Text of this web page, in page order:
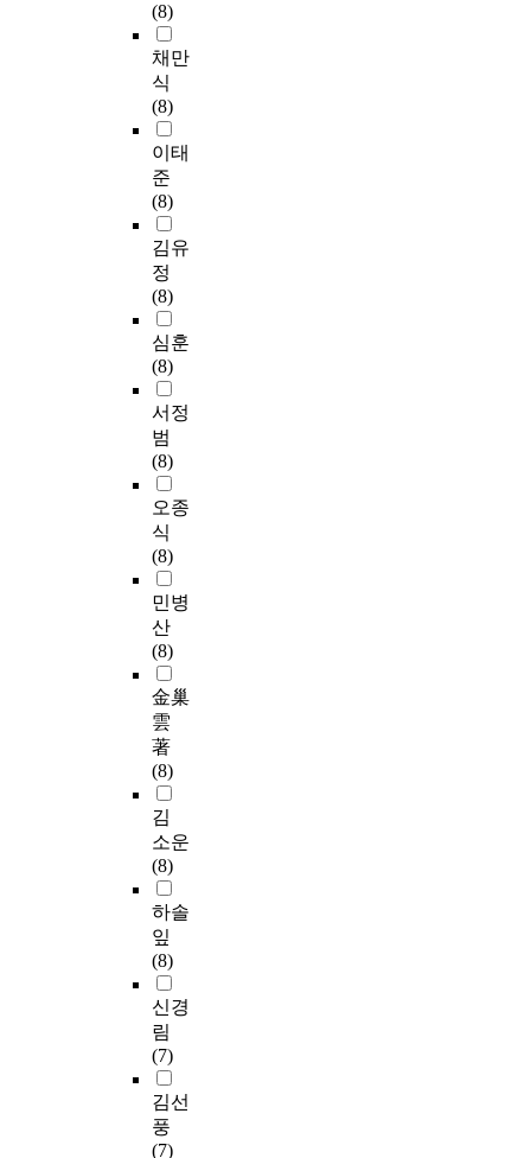
(8)
채만
식
(8)
이태
준
(8)
김유
정
(8)
심훈
(8)
서정
범
(8)
오종
식
(8)
민병
산
(8)
金巢
雲
著
(8)
김
소운
(8)
하솔
잎
(8)
신경
림
(7)
김선
풍
(7)